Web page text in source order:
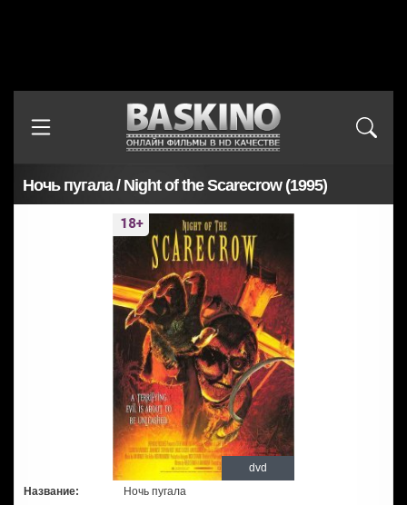
Ночь пугала / Night of the Scarecrow (1995)
dvd
Название:
Ночь пугала